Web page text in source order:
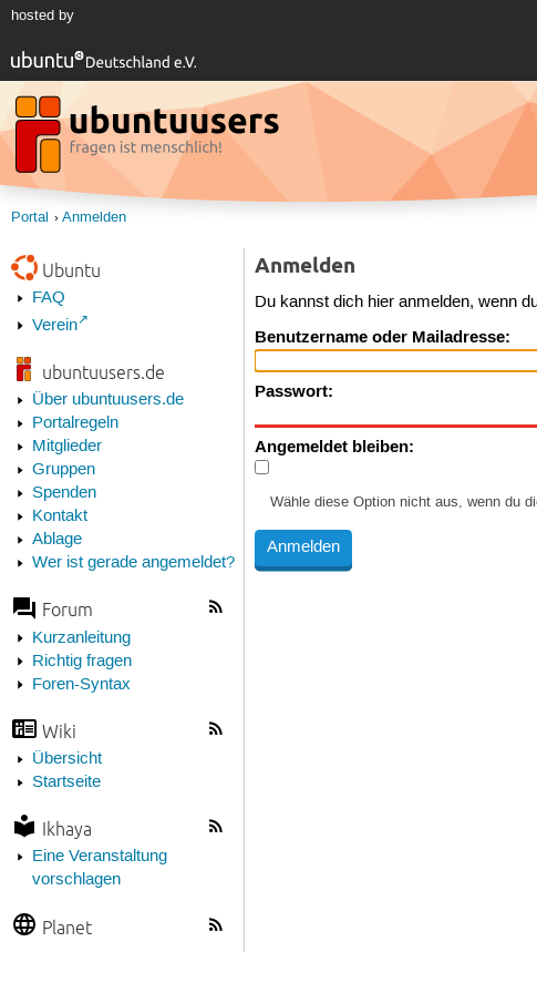
hosted by
Portal Anmelden
Ubuntu
FAQ
Verein
ubuntuusers.de
Über ubuntuusers.de
Portalregeln
Mitglieder
Gruppen
Spenden
Kontakt
Ablage
Wer ist gerade angemeldet?
Forum
Kurzanleitung
Richtig fragen
Foren-Syntax
Wiki
Übersicht
Startseite
Ikhaya
Eine Veranstaltung
vorschlagen
Planet
Anmelden
Du kannst dich hier anmelden, wenn
Benutzername oder Mailadresse:
Passwort:
Angemeldet bleiben:
Wähle diese Option nicht aus, wenn du